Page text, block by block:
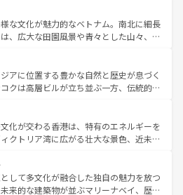
のスイーツなど、バラエティ豊かな料理
わえる。 なお、新着の台湾情報は コンテンツ一覧を参
ばせば四季折々の自然美を楽しむことが
キムチや焼肉、絶品のストリートフード
韓国料理が待っている。夜には、韓国な
がら、韓国の多彩な魅力を心ゆくまで味
わってみてほしい。 なお、新着の韓国情報はコンテンツ一
い。
な文化が魅力的なベトナム。南北に細長
、広大な田園風景や青々とした山々、世
伝統が息づく。ハノイの古い町並みやホ
ンス統治時代の建物も、独特の雰囲気を
また、バラエティの豊かさとおいしさで
インミー、ベトナムコーヒーなどは、ぜ
い。どの地域を訪れてもあたたかい人々
くれるので、きっと忘れられない旅にな
アに位置する豊かな自然と歴史が息づく
クは高層ビルが立ち並ぶ一方、伝統的な
いる。北部ではチェンマイなどの山岳地
い、南部ではプーケットやクラビの美し
ト気分を楽しむことができる。タイ料理
年中温暖で、どの季節にも異なる楽しみ
しみやすいタイの人々、仏教を中心とし
様な観光資源が、訪れる旅人を魅了し続
化が交わる香港は、特有のエネルギーを
クトリア湾に広がる壮大な景色、近未来
も感動するはず。観光スポットが密集し
見どころを回れるのも魅力。息をのむよ
的な体験まで、香港を存分に楽しみ尽く
して多文化が融合した独自の魅力を放つ
来的な建築物が並ぶマリーナベイ、歴史